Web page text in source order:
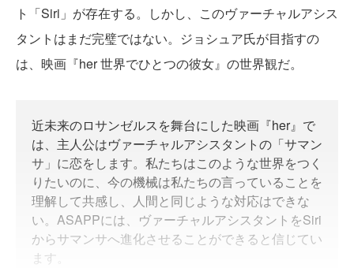
ト「Siri」が存在する。しかし、このヴァーチャルアシス
タントはまだ完璧ではない。ジョシュア氏が目指すの
は、映画『her 世界でひとつの彼女』の世界観だ。
近未来のロサンゼルスを舞台にした映画『her』で
は、主人公はヴァーチャルアシスタントの「サマン
サ」に恋をします。私たちはこのような世界をつく
りたいのに、今の機械は私たちの言っていることを
理解して共感し、人間と同じような対応はできな
い。ASAPPには、ヴァーチャルアシスタントをSiri
からサマンサへ進化させることができると信じてい
ます。